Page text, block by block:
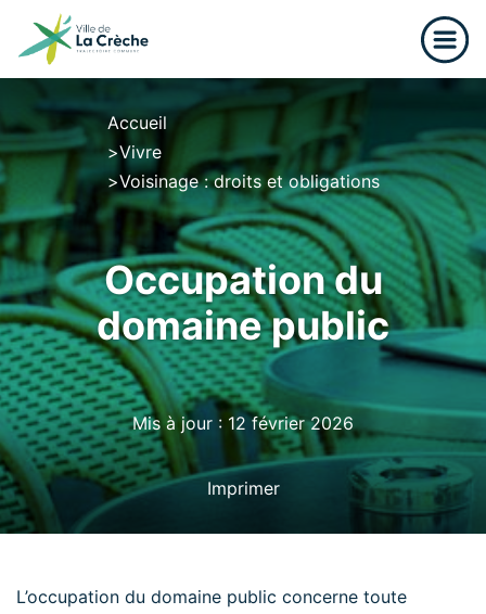
Accueil
Vivre
Voisinage : droits et obligations
Occupation du
domaine public
Mis à jour : 12 février 2026
Imprimer
L’occupation du domaine public concerne toute
≡